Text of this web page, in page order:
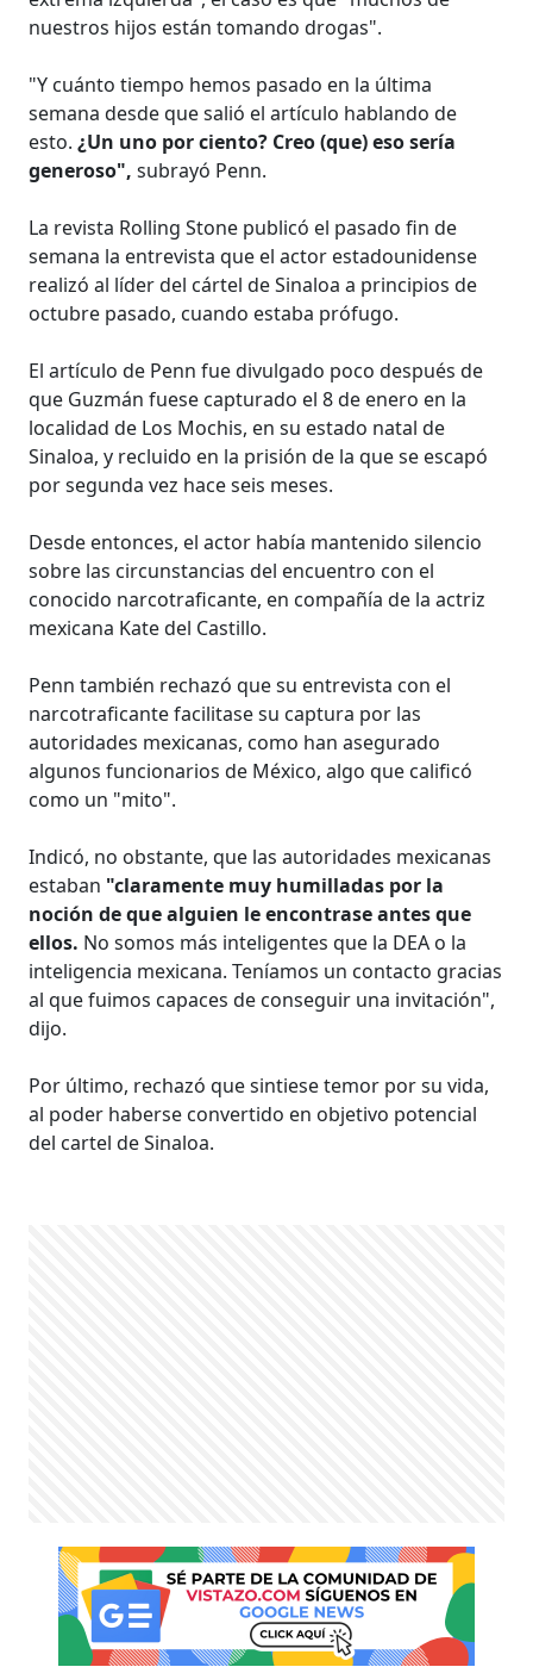
nuestros hijos están tomando drogas".
"Y cuánto tiempo hemos pasado en la última
semana desde que salió el artículo hablando de
esto.¿Un uno por ciento? Creo (que) eso sería
generoso",subrayó Penn.
La revista Rolling Stone publicó el pasado fin de
semana la entrevista que el actor estadounidense
realizó al líder del cártel de Sinaloa a principios de
octubre pasado, cuando estaba prófugo.
El artículo de Penn fue divulgado poco después de
que Guzmán fuese capturado el 8 de enero en la
localidad de Los Mochis, en su estado natal de
Sinaloa, y recluido en la prisión de la que se escapó
por segunda vez hace seis meses.
Desde entonces, el actor había mantenido silencio
sobre las circunstancias del encuentro con el
conocido narcotraficante, en compañía de la actriz
mexicana Kate del Castillo.
Penn también rechazó que su entrevista con el
narcotraficante facilitase su captura por las
autoridades mexicanas, como han asegurado
algunos funcionarios de México, algo que calificó
como un "mito".
Indicó, no obstante, que las autoridades mexicanas
estaban "claramente muy humilladas por la
noción de que alguien le encontrase antes que
ellos. No somos más inteligentes que la DEA o la
inteligencia mexicana. Teníamos un contacto gracias
al que fuimos capaces de conseguir una invitación",
dijo.
Por último, rechazó que sintiese temor por su vida,
al poder haberse convertido en objetivo potencial
del cartel de Sinaloa.